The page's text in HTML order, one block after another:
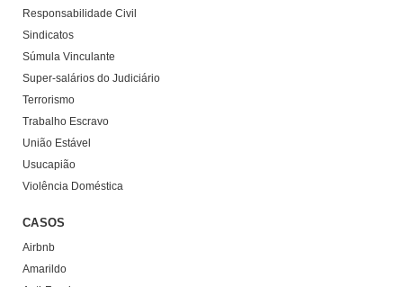
Responsabilidade Civil
Sindicatos
Súmula Vinculante
Super-salários do Judiciário
Terrorismo
Trabalho Escravo
União Estável
Usucapião
Violência Doméstica
CASOS
Airbnb
Amarildo